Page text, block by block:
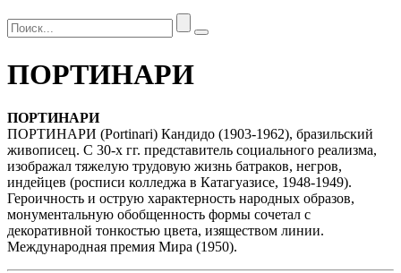
ПОРТИНАРИ
ПОРТИНАРИ
ПОРТИНАРИ (Portinari) Кандидо (1903-1962), бразильский
живописец. С 30-х гг. представитель социального реализма,
изображал тяжелую трудовую жизнь батраков, негров,
индейцев (росписи колледжа в Катагуазисе, 1948-1949).
Героичность и острую характерность народных образов,
монументальную обобщенность формы сочетал с
декоративной тонкостью цвета, изяществом линии.
Международная премия Мира (1950).